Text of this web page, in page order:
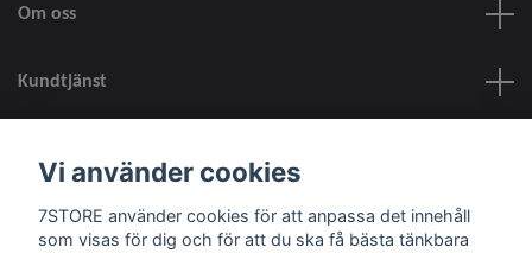
Om oss
Kundtjänst
Sociala medier
Vi använder cookies
7STORE använder cookies för att anpassa det innehåll
som visas för dig och för att du ska få bästa tänkbara